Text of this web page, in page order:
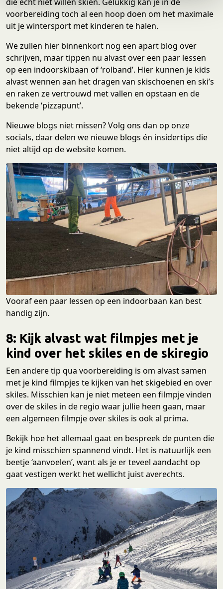
e
voorbereiding toch al een hoop doen om het maximale
uit je wintersport met kinderen te halen.
We zullen hier binnenkort nog een apart blog over
schrijven, maar tippen nu alvast over een paar lessen
op een indoorskibaan of ‘rolband’. Hier kunnen je kids
alvast wennen aan het dragen van skischoenen en ski’s
en raken ze vertrouwd met vallen en opstaan en de
bekende ‘pizzapunt’.
Nieuwe blogs niet missen? Volg ons dan op onze
socials, daar delen we nieuwe blogs én insidertips die
niet altijd op de website komen.
Vooraf een paar lessen op een indoorbaan kan best
handig zijn.
8: Kijk alvast wat filmpjes met je
kind over het skiles en de skiregio
Een andere tip qua voorbereiding is om alvast samen
met je kind filmpjes te kijken van het skigebied en over
skiles. Misschien kan je niet meteen een filmpje vinden
over de skiles in de regio waar jullie heen gaan, maar
een algemeen filmpje over skiles is ook al prima.
Bekijk hoe het allemaal gaat en bespreek de punten die
je kind misschien spannend vindt. Het is natuurlijk een
beetje ‘aanvoelen’, want als je er teveel aandacht op
gaat vestigen werkt het wellicht juist averechts.